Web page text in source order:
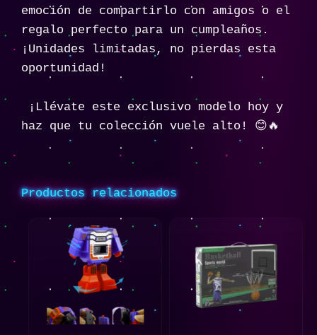
emoción de compartirlo con amigos o el
regalo perfecto para un cumpleaños.
¡Unidades limitadas, no pierdas esta
oportunidad!
¡Llévate este exclusivo modelo hoy y
haz que tu colección vuele alto! 😊🔥
Productos relacionados